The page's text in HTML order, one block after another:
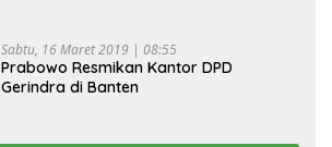
Sabtu, 16 Maret 2019 | 08:55
Prabowo Resmikan Kantor DPD
Gerindra di Banten